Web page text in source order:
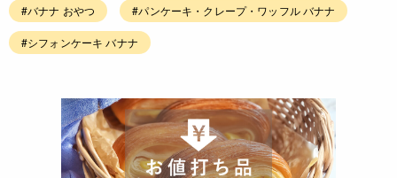
#バナナ おやつ #パンケーキ・クレープ・ワッフル バナナ
#シフォンケーキ バナナ